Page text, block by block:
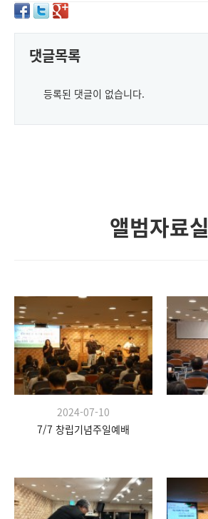
댓글목록
등록된 댓글이 없습니다.
앨범자료실
2024-07-10
7/7 창립기념주일예배